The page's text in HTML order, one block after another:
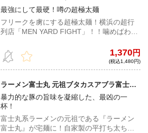
最強にして最硬！噂の超極太麺
フリークを虜にする超極太麺！横浜の超行
列店「MEN YARD FIGHT」！！噛めばわか
メンをご堪能あれ！
1,370円
(税込1,480円)
ラーメン富士丸 元祖ブタカスアブラ富士丸
（カラメ付き）
暴力的な豚の旨味を凝縮した、最凶の一
杯！
富士丸系ラーメンの元祖である『ラーメン
富士丸』が宅麺に！自家製の平打ち太ちぢ